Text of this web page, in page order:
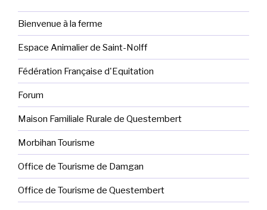
Bienvenue à la ferme
Espace Animalier de Saint-Nolff
Fédération Française d'Equitation
Forum
Maison Familiale Rurale de Questembert
Morbihan Tourisme
Office de Tourisme de Damgan
Office de Tourisme de Questembert